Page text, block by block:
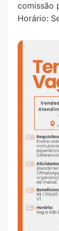
comissão
Horário: